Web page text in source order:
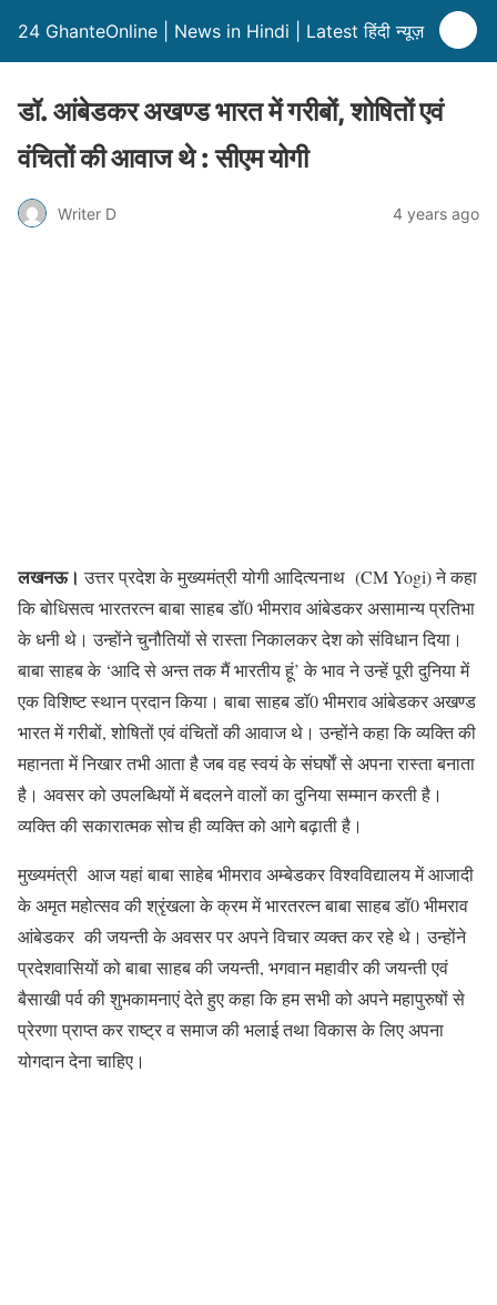
24 GhanteOnline | News in Hindi | Latest हिंदी न्यूज़
डॉ. आंबेडकर अखण्ड भारत में गरीबों, शोषितों एवं
वंचितों की आवाज थे : सीएम योगी
Writer D 4 years ago
लखनऊ। उत्तर प्रदेश के मुख्यमंत्री योगी आदित्यनाथ (CM Yogi) ने कहा
कि बोधिसत्व भारतरत्न बाबा साहब डॉ0 भीमराव आंबेडकर असामान्य प्रतिभा
के धनी थे। उन्होंने चुनौतियों से रास्ता निकालकर देश को संविधान दिया।
बाबा साहब के ‘आदि से अन्त तक मैं भारतीय हूं’ के भाव ने उन्हें पूरी दुनिया में
एक विशिष्ट स्थान प्रदान किया। बाबा साहब डॉ0 भीमराव आंबेडकर अखण्ड
भारत में गरीबों, शोषितों एवं वंचितों की आवाज थे। उन्होंने कहा कि व्यक्ति की
महानता में निखार तभी आता है जब वह स्वयं के संघर्षाें से अपना रास्ता बनाता
है। अवसर को उपलब्धियों में बदलने वालों का दुनिया सम्मान करती है।
व्यक्ति की सकारात्मक सोच ही व्यक्ति को आगे बढ़ाती है।
मुख्यमंत्री आज यहां बाबा साहेब भीमराव अम्बेडकर विश्वविद्यालय में आजादी
के अमृत महोत्सव की श्रृंखला के क्रम में भारतरत्न बाबा साहब डॉ0 भीमराव
आंबेडकर की जयन्ती के अवसर पर अपने विचार व्यक्त कर रहे थे। उन्होंने
प्रदेशवासियों को बाबा साहब की जयन्ती, भगवान महावीर की जयन्ती एवं
बैसाखी पर्व की शुभकामनाएं देते हुए कहा कि हम सभी को अपने महापुरुषों से
प्रेरणा प्राप्त कर राष्ट्र व समाज की भलाई तथा विकास के लिए अपना
योगदान देना चाहिए।